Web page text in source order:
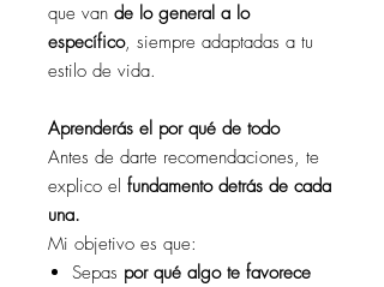
que van de lo general a lo
específico, siempre adaptadas a tu
estilo de vida.
Aprenderás el por qué de todo
Antes de darte recomendaciones, te
explico el fundamento detrás de cada
una.
Mi objetivo es que:
Sepas por qué algo te favorece